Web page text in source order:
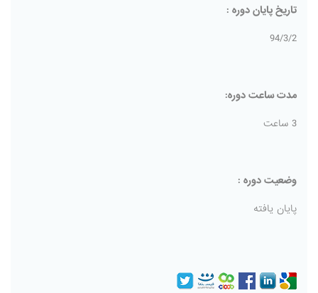
تاریخ پایان دوره :
94/3/2
مدت ساعت دوره:
3 ساعت
وضعیت دوره :
پایان یافته